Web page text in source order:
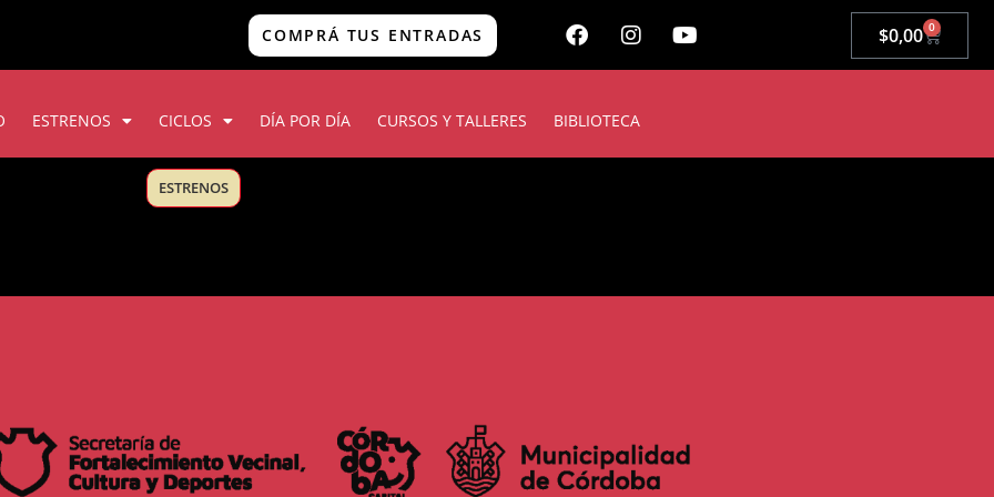
COMPRÁ TUS ENTRADAS $0,00 0
ESTRENOS CICLOS DÍA POR DÍA CURSOS Y TALLERES BIBLIOTECA
ESTRENOS